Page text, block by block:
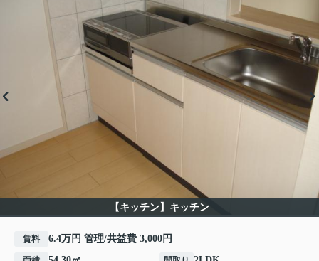
【キッチン】キッチン
賃料 6.4万円 管理/共益費 3,000円